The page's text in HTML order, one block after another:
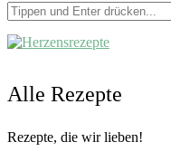
Alle Rezepte
Rezepte, die wir lieben!